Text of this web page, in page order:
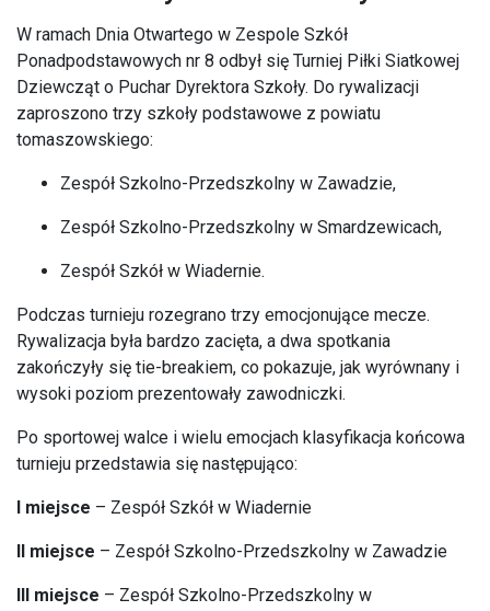
W ramach Dnia Otwartego w Zespole Szkół
Ponadpodstawowych nr 8 odbył się Turniej Piłki Siatkowej
Dziewcząt o Puchar Dyrektora Szkoły. Do rywalizacji
zaproszono trzy szkoły podstawowe z powiatu
tomaszowskiego:
Zespół Szkolno-Przedszkolny w Zawadzie,
Zespół Szkolno-Przedszkolny w Smardzewicach,
Zespół Szkół w Wiadernie.
Podczas turnieju rozegrano trzy emocjonujące mecze.
Rywalizacja była bardzo zacięta, a dwa spotkania
zakończyły się tie-breakiem, co pokazuje, jak wyrównany i
wysoki poziom prezentowały zawodniczki.
Po sportowej walce i wielu emocjach klasyfikacja końcowa
turnieju przedstawia się następująco:
I miejsce – Zespół Szkół w Wiadernie
II miejsce – Zespół Szkolno-Przedszkolny w Zawadzie
III miejsce – Zespół Szkolno-Przedszkolny w